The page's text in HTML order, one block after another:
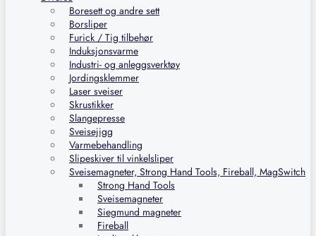
Boresett og andre sett
Borsliper
Furick / Tig tilbehør
Induksjonsvarme
Industri- og anleggsverktøy
Jordingsklemmer
Laser sveiser
Skrustikker
Slangepresse
Sveisejigg
Varmebehandling
Slipeskiver til vinkelsliper
Sveisemagneter, Strong Hand Tools, Fireball, MagSwitch
Strong Hand Tools
Sveisemagneter
Siegmund magneter
Fireball